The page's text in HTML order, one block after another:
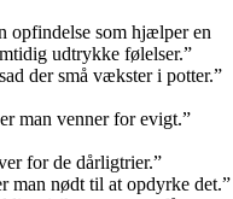
opfindelse som hjælper en
udtrykke følelser.”
der små vækster i potter.”
man venner for evigt.”
for de dårligtrier.”
man nødt til at opdyrke det.”